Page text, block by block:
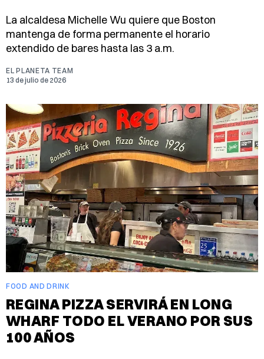
La alcaldesa Michelle Wu quiere que Boston
mantenga de forma permanente el horario
extendido de bares hasta las 3 a.m.
EL PLANETA TEAM
13 de julio de 2026
FOOD AND DRINK
REGINA PIZZA SERVIRÁ EN LONG
WHARF TODO EL VERANO POR SUS
100 AÑOS